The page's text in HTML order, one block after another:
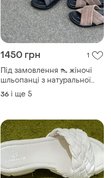
1450 грн 1
Під замовлення 👠 жіночі
шльопанці з натуральної
замші/шкіри
36 і ще 5